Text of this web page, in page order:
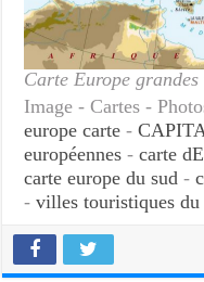
Carte Europe
Image - Cartes -
europe carte -
européennes -carte
carte europe du sud -
-villes touristiques